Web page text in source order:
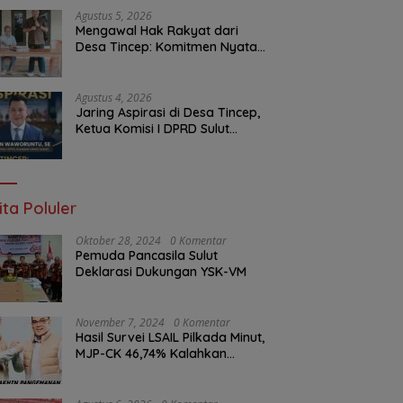
Malam Ini
Agustus 5, 2026
Mengawal Hak Rakyat dari
Desa Tincep: Komitmen Nyata
Depan Aspirasi Warga
Agustus 4, 2026
Jaring Aspirasi di Desa Tincep,
Ketua Komisi I DPRD Sulut
Poluler
Oktober 28, 2024 0 Komentar
Pemuda Pancasila Sulut
Deklarasi Dukungan YSK-VM
November 7, 2024 0 Komentar
Hasil Survei LSAIL Pilkada Minut,
MJP-CK 46,74% Kalahkan